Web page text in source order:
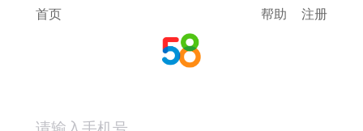
首页 帮助 注册